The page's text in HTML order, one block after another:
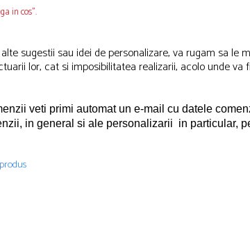
in cos".
sugestii sau idei de personalizare, va rugam sa
lor, cat si imposibilitatea realizarii, acolo unde va
veti primi automat un e-mail cu datele
in general si ale personalizarii in particular,